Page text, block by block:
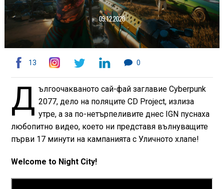
09.12.2020
13 0
Д ългоочакваното сай-фай заглавие Cyberpunk
2077, дело на поляците CD Project, излиза
утре, а за по-нетърпеливите днес IGN пуснаха
любопитно видео, което ни представя вълнуващите
първи 17 минути на кампанията с Уличното хлапе!
Welcome to Night City!